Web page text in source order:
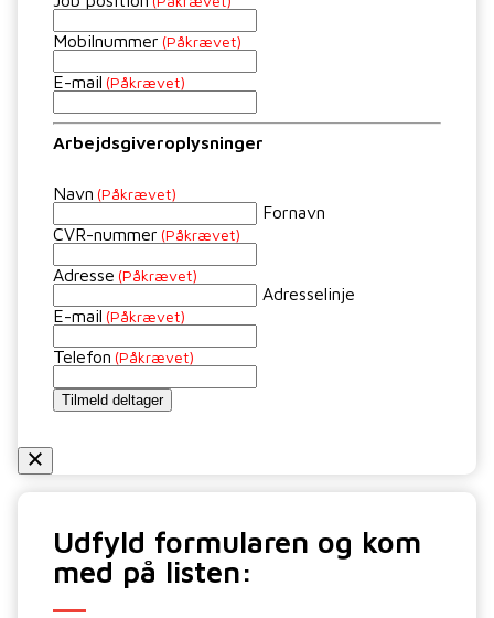
Mobilnummer (Påkrævet)
E-mail (Påkrævet)
Arbejdsgiveroplysninger
Navn (Påkrævet)
Fornavn
CVR-nummer (Påkrævet)
Adresse (Påkrævet)
Adresselinje
E-mail (Påkrævet)
Telefon (Påkrævet)
Tilmeld deltager
Udfyld formularen og kom
med på listen: